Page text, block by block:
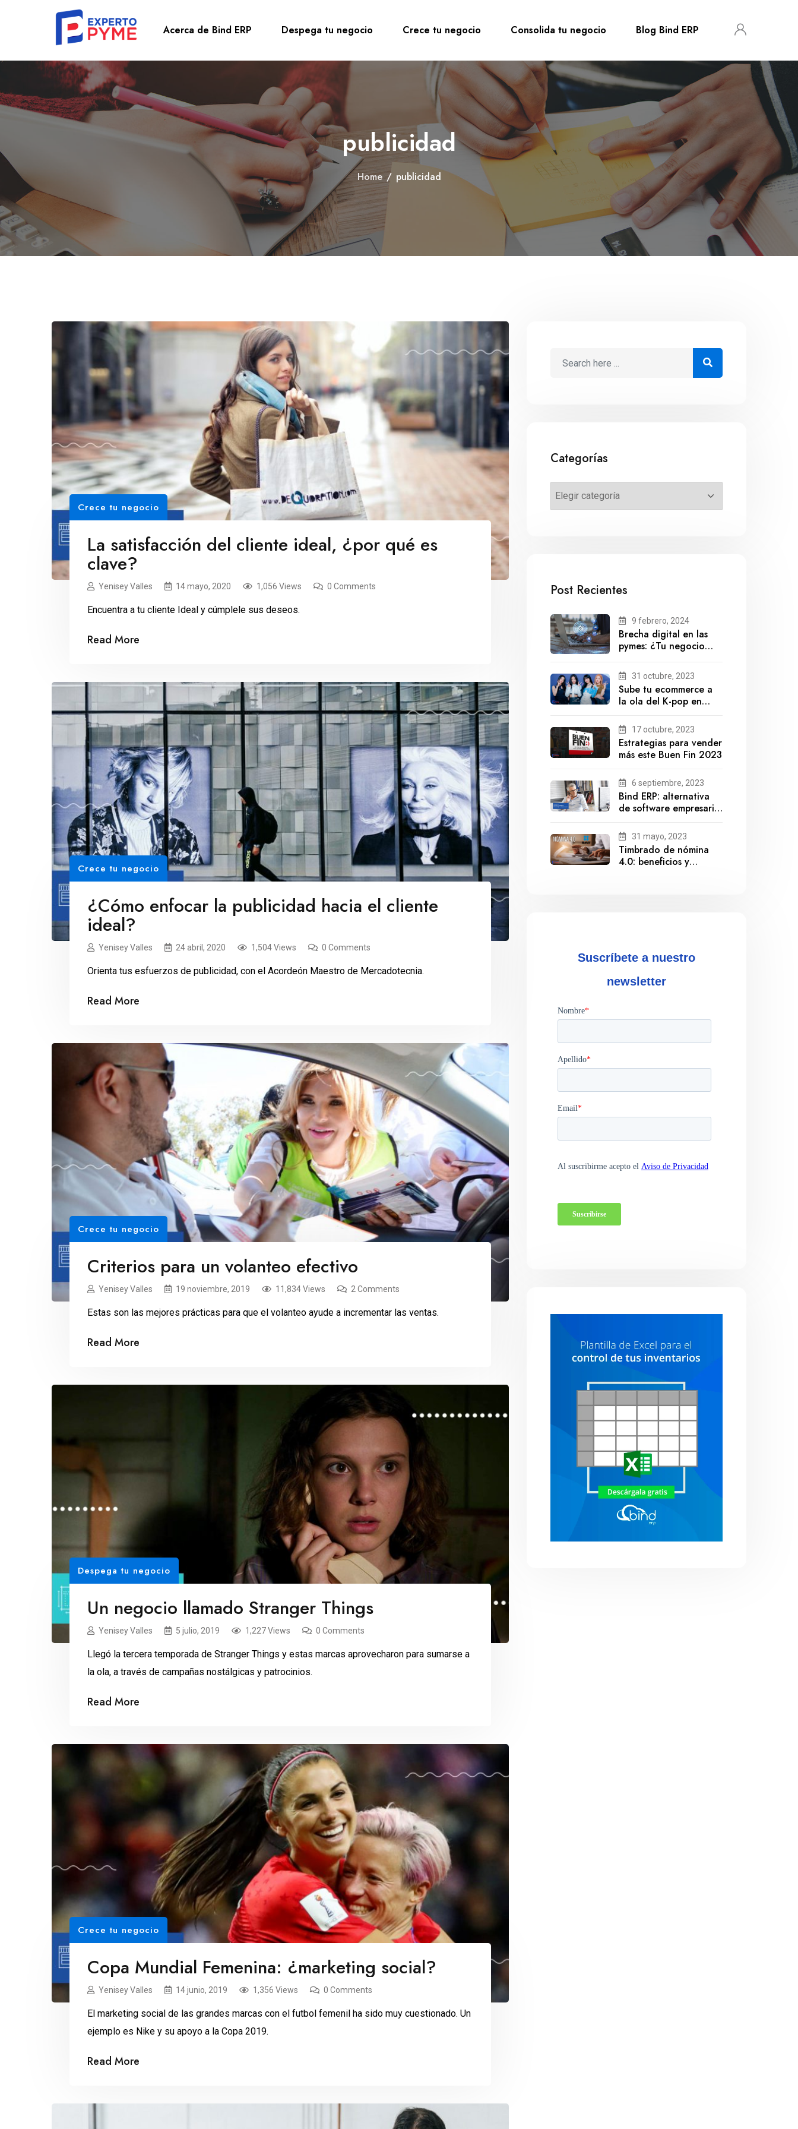
Acerca de Bind ERP Despega tu negocio Crece tu negocio Consolida tu negocio Blog Bind ERP
publicidad
Home / publicidad
Crece tu negocio
La satisfacción del cliente ideal, ¿por qué es
clave?
Yenisey Valles 14 mayo, 2020 1,056 Views 0 Comments
Encuentra a tu cliente Ideal y cúmplele sus deseos.
Read More
Crece tu negocio
¿Cómo enfocar la publicidad hacia el cliente
ideal?
Yenisey Valles 24 abril, 2020 1,504 Views 0 Comments
Orienta tus esfuerzos de publicidad, con el Acordeón Maestro de Mercadotecnia.
Read More
Crece tu negocio
Criterios para un volanteo efectivo
Yenisey Valles 19 noviembre, 2019 11,834 Views 2 Comments
Estas son las mejores prácticas para que el volanteo ayude a incrementar las ventas.
Read More
Despega tu negocio
Un negocio llamado Stranger Things
Yenisey Valles 5 julio, 2019 1,227 Views 0 Comments
Llegó la tercera temporada de Stranger Things y estas marcas aprovecharon para sumarse a
la ola, a través de campañas nostálgicas y patrocinios.
Read More
Crece tu negocio
Copa Mundial Femenina: ¿marketing social?
Yenisey Valles 14 junio, 2019 1,356 Views 0 Comments
El marketing social de las grandes marcas con el futbol femenil ha sido muy cuestionado. Un
ejemplo es Nike y su apoyo a la Copa 2019.
Read More
Categorías
Post Recientes
9 febrero, 2024
Brecha digital en las
pymes: ¿Tu negocio
futuro?31 octubre, 2023
Sube tu ecommerce a
la ola del K-pop en
17 octubre, 2023
Estrategias para vender
más este Buen Fin 2023
6 septiembre, 2023
Bind ERP: alternativa
de software empresarial
Gestionix
31 mayo, 2023
Timbrado de nómina
4.0: beneficios y
Suscríbete a nuestro
newsletter